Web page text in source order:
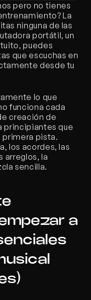
pero no tienes
La
ninguna de las
portátil, un
puedes
que escuchas en
desde tu
lo que
funciona cada
creación de
principiantes que
primera pista.
los acordes, las
arreglos, la
sencilla.
a